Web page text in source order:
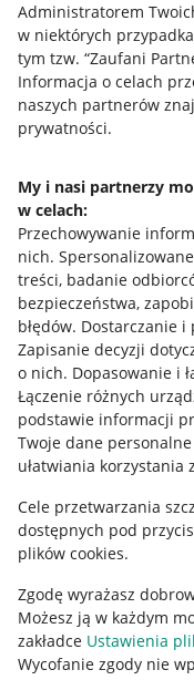
Administratorem
w niektórych
tym tzw. “Zaufani
Informacja o celach
naszych partnerów
prywatności.
My i nasi partnerzy
w celach:
Przechowywanie
nich.
treści, badanie
bezpieczeństwa,
błędów. Dostarczanie
Zapisanie decyzji
o nich. Dopasowanie i
Łączenie różnych
podstawie informacji
Twoje dane
ułatwiania korzystania
Cele przetwarzania
dostępnych pod
plików cookies.
Zgodę wyrażasz
Możesz ją w każdym
zakładce Ustawienia
Wycofanie zgody nie
Przydatne
Jak to działa
Allegro Gadane dla
Allegro Gadane dla
Mapa miejscowości
Informacje prawne
Regulamin
Polityka plików
Ustawienia plików
Udostępnianie
Informacje dla Aktu o
Pobierz aplikację